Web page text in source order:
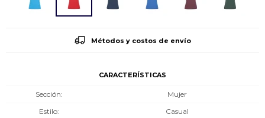
Métodos y costos de envío
CARACTERÍSTICAS
Sección
Mujer
Estilo
Casual